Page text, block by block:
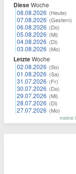
DieseWoche
08.08.2026 (Heute)
07.08.2026 (Gestern)
06.08.2026 (Do)
05.08.2026 (Mi)
04.08.2026 (Di)
03.08.2026 (Mo)
LetzteWoche
02.08.2026 (So)
01.08.2026 (Sa)
31.07.2026 (Fr)
30.07.2026 (Do)
29.07.2026 (Mi)
28.07.2026 (Di)
27.07.2026 (Mo)
meine